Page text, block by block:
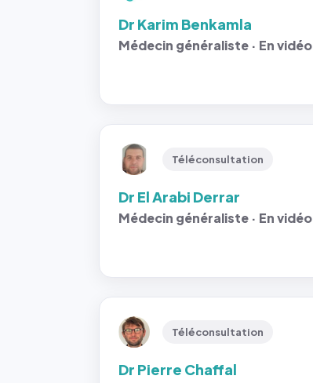
Dr Karim Benkamla
Médecin généraliste · En vidéo
Téléconsultation
Dr El Arabi Derrar
Médecin généraliste · En vidéo
Téléconsultation
Dr Pierre Chaffal